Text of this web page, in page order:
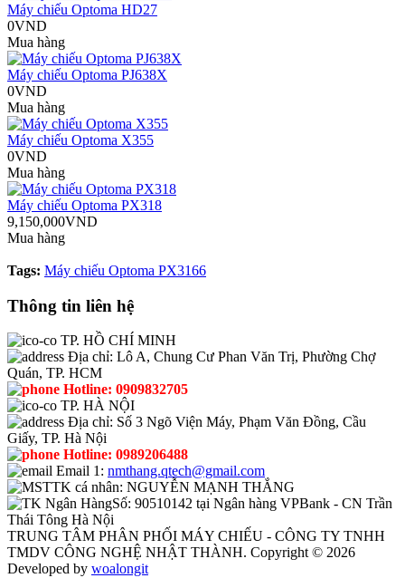
Máy chiếu Optoma HD27
0VND
Mua hàng
Máy chiếu Optoma PJ638X
0VND
Mua hàng
Máy chiếu Optoma X355
0VND
Mua hàng
Máy chiếu Optoma PX318
9,150,000VND
Mua hàng
Tags: Máy chiếu Optoma PX3166
Thông tin liên hệ
TP. HỒ CHÍ MINH
Địa chỉ: Lô A, Chung Cư Phan Văn Trị, Phường Chợ
Quán, TP. HCM
Hotline: 0909832705
TP. HÀ NỘI
Địa chỉ: Số 3 Ngõ Viện Máy, Phạm Văn Đồng, Cầu
Giấy, TP. Hà Nội
Hotline: 0989206488
Email 1: nmthang.qtech@gmail.com
TK cá nhân: NGUYỄN MẠNH THẮNG
Số: 90510142 tại Ngân hàng VPBank - CN Trần
Thái Tông Hà Nội
TRUNG TÂM PHÂN PHỐI MÁY CHIẾU - CÔNG TY TNHH
TMDV CÔNG NGHỆ NHẬT THÀNH. Copyright © 2026
Developed by woalongit